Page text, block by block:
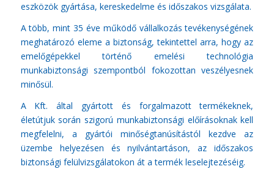
eszközök gyártása, kereskedelme és időszakos vizsgálata.
A több, mint 35 éve működő vállalkozás tevékenységének
meghatározó eleme a biztonság, tekintettel arra, hogy az
emelőgépekkel történő emelési technológia
munkabiztonsági szempontból fokozottan veszélyesnek
minősül.
A Kft. által gyártott és forgalmazott termékeknek,
életútjuk során szigorú munkabiztonsági előírásoknak kell
megfelelni, a gyártói minőségtanúsítástól kezdve az
üzembe helyezésen és nyilvántartáson, az időszakos
biztonsági felülvizsgálatokon át a termék leselejtezéséig.